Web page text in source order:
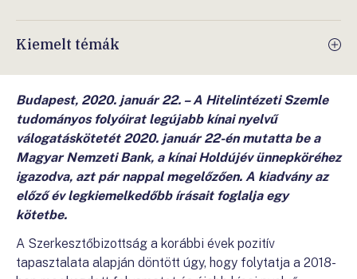
Kiemelt témák
Budapest, 2020. január 22. – A Hitelintézeti Szemle
tudományos folyóirat legújabb kínai nyelvű
válogatáskötetét 2020. január 22-én mutatta be a
Magyar Nemzeti Bank, a kínai Holdújév ünnepköréhez
igazodva, azt pár nappal megelőzően. A kiadvány az
előző év legkiemelkedőbb írásait foglalja egy
kötetbe.
A Szerkesztőbizottság a korábbi évek pozitív
tapasztalata alapján döntött úgy, hogy folytatja a 2018-